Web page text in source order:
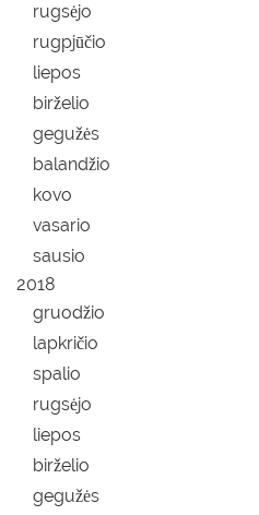
rugsėjo
rugpjūčio
liepos
birželio
gegužės
balandžio
kovo
vasario
sausio
2018
gruodžio
lapkričio
spalio
rugsėjo
liepos
birželio
gegužės